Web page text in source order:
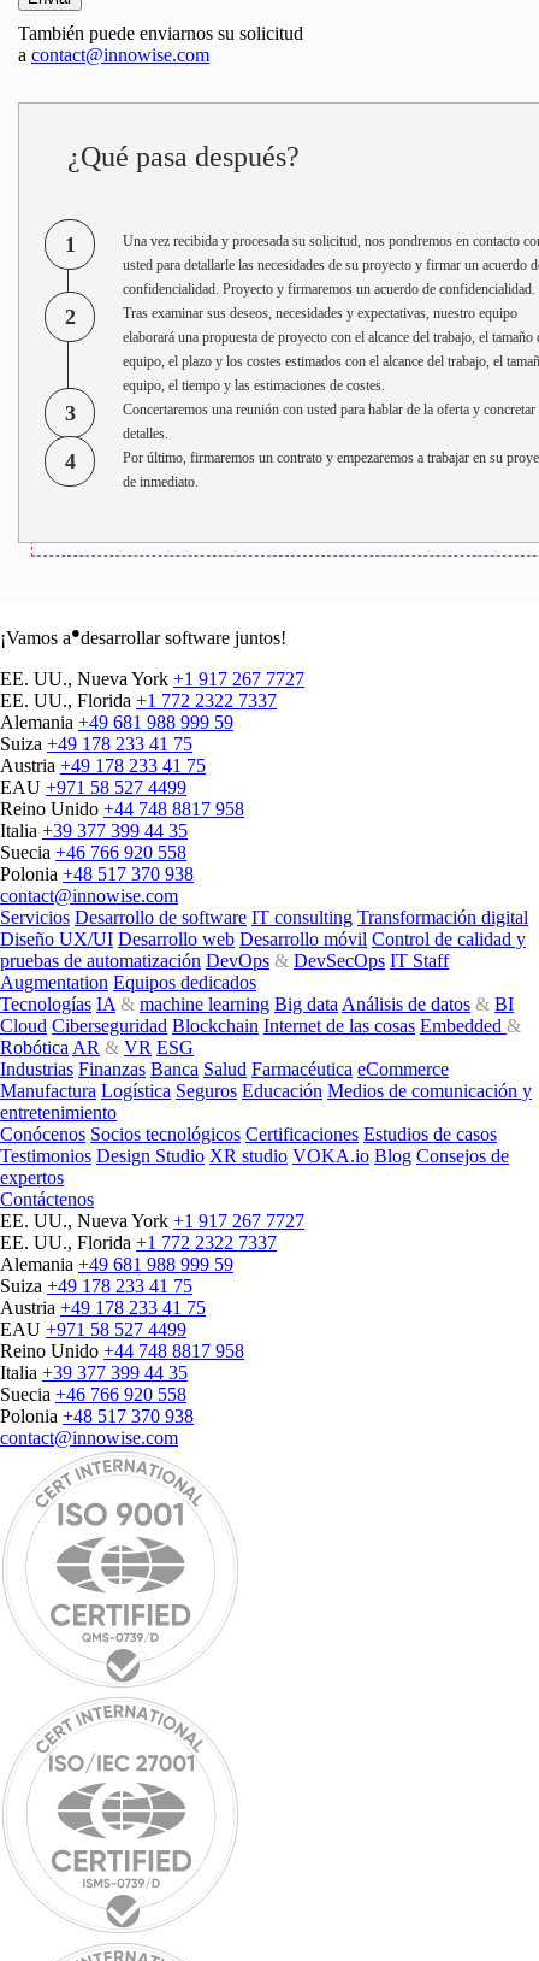
También puede enviarnos su solicitud
a contact@innowise.com
¿Qué pasa después?
1
Una vez recibida y procesada su solicitud, nos pondremos en contacto
usted para detallarle las necesidades de su proyecto y firmar un acuerdo
confidencialidad. Proyecto y firmaremos un acuerdo de confidencialidad.
2
Tras examinar sus deseos, necesidades y expectativas, nuestro equipo
elaborará una propuesta de proyecto con el alcance del trabajo, el tamaño
equipo, el plazo y los costes estimados con el alcance del trabajo, el
equipo, el tiempo y las estimaciones de costes.
3
Concertaremos una reunión con usted para hablar de la oferta y concretar
detalles.
4
Por último, firmaremos un contrato y empezaremos a trabajar en su
de inmediato.
¡Vamos a●desarrollar software juntos!
EE. UU., Nueva York +1 917 267 7727
EE. UU., Florida +1 772 2322 7337
Alemania +49 681 988 999 59
Suiza +49 178 233 41 75
Austria +49 178 233 41 75
EAU +971 58 527 4499
Reino Unido +44 748 8817 958
Italia +39 377 399 44 35
Suecia +46 766 920 558
Polonia +48 517 370 938
contact@innowise.com
Servicios Desarrollo de software IT consulting Transformación digital
Diseño UX/UI Desarrollo web Desarrollo móvil Control de calidad y
pruebas de automatización DevOps & DevSecOps IT Staff
Augmentation Equipos dedicados
Tecnologías IA & machine learning Big data Análisis de datos & BI
Cloud Ciberseguridad Blockchain Internet de las cosas Embedded &
Robótica AR & VR ESG
Industrias Finanzas Banca Salud Farmacéutica eCommerce
Manufactura Logística Seguros Educación Medios de comunicación y
entretenimiento
Conócenos Socios tecnológicos Certificaciones Estudios de casos
Testimonios Design Studio XR studio VOKA.io Blog Consejos de
expertos
Contáctenos
EE. UU., Nueva York +1 917 267 7727
EE. UU., Florida +1 772 2322 7337
Alemania +49 681 988 999 59
Suiza +49 178 233 41 75
Austria +49 178 233 41 75
EAU +971 58 527 4499
Reino Unido +44 748 8817 958
Italia +39 377 399 44 35
Suecia +46 766 920 558
Polonia +48 517 370 938
contact@innowise.com